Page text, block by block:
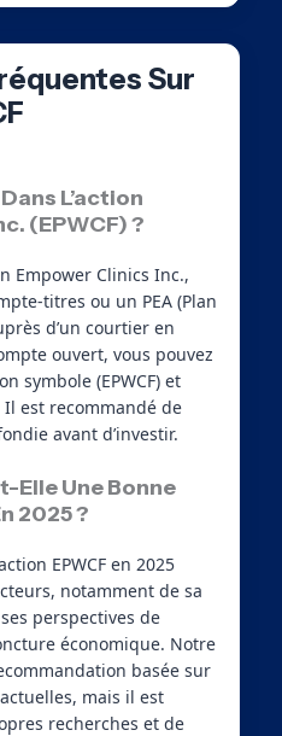
Sur
L’action
(EPWCF) ?
Empower Clinics Inc.,
titres ou un PEA (Plan
d’un courtier en
ouvert, vous pouvez
symbole (EPWCF) et
Il est recommandé de
avant d’investir.
Elle Une Bonne
2025 ?
EPWCF en 2025
notamment de sa
perspectives de
économique. Notre
basée sur
mais il est
recherches et de